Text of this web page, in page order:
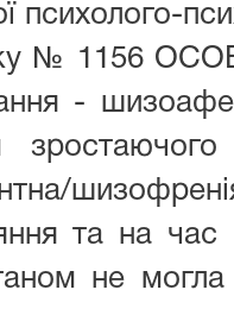
психолого-
№ 1156
-
та на
не могла